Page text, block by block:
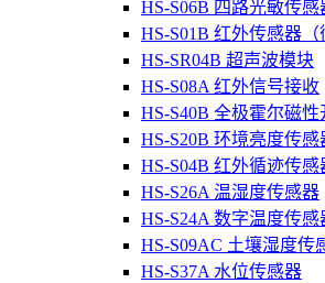
HS-S06B 四路光敏传感
HS-S01B 红外传感器（
HS-SR04B 超声波模块
HS-S08A 红外信号接收
HS-S40B 全极霍尔磁性
HS-S20B 环境亮度传感
HS-S04B 红外循迹传感
HS-S26A 温湿度传感器
HS-S24A 数字温度传感
HS-S09AC 土壤湿度传
HS-S37A 水位传感器